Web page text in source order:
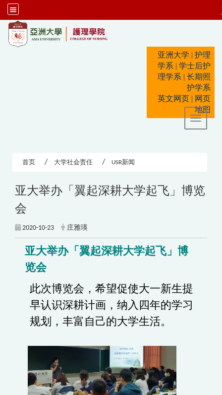
亚洲大学 | 护理
学系 | 学士后护
理学系 | 长期照
护学系
英文网页 | 网页
地图
Toggle
首页 大学社会责任 USR新闻
亚大举办「翼起深耕大学起飞」博览
会
2020-10-23 庄雅瑛
亚大举办「翼起深耕大学起飞」博
览会
此次博览会，希望促使大一新生提
早认识深耕计画，纳入四年的学习
规划，丰富自己的大学生活。